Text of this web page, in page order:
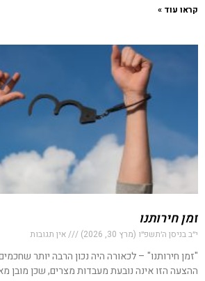
קראו עוד »
זמן חירותנו
י״ב בניסן ה׳תשפ״ו (מרץ 30, 2026) אין תגובות
"זמן חירותנו" – לכאורה היה נכון הרבה יותר
ההצעה הזו אינה נובעת מעבדות מצרים, שכן מובן